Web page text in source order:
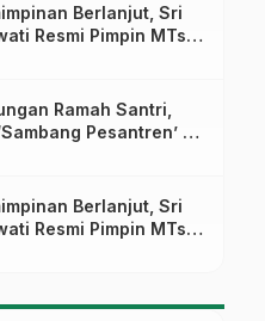
Berlanjut, Sri
Resmi Pimpin MTs
Ramah Santri,
Pesantren’ di
Berlanjut, Sri
Resmi Pimpin MTs